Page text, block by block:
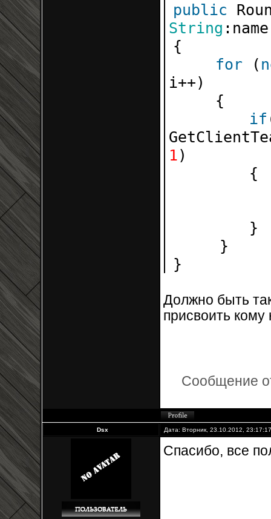
public
String
{
for
(
i++)
{
if
1)
}
}
}
Должно быть
присвоить кому
Сообщение
Dsx Дата: Вторник, 23.10.2012,
Спасибо, все